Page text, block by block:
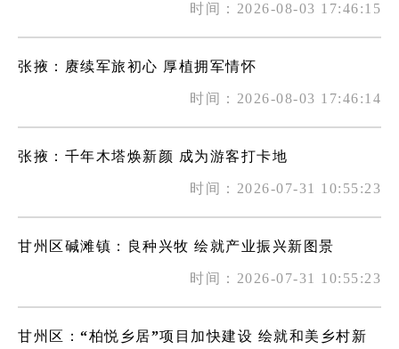
时间：2026-08-03 17:46:15
张掖：赓续军旅初心 厚植拥军情怀
时间：2026-08-03 17:46:14
张掖：千年木塔焕新颜 成为游客打卡地
时间：2026-07-31 10:55:23
甘州区碱滩镇：良种兴牧 绘就产业振兴新图景
时间：2026-07-31 10:55:23
甘州区：“柏悦乡居”项目加快建设 绘就和美乡村新